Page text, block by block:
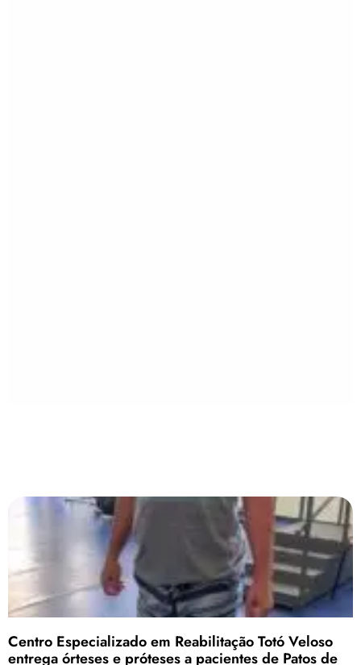
Centro Especializado em Reabilitação Totó Veloso
entrega órteses e próteses a pacientes de Patos de